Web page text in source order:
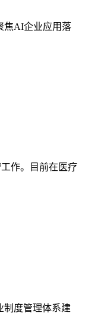
焦AI企业应用落
作。目前在医疗
制度管理体系建